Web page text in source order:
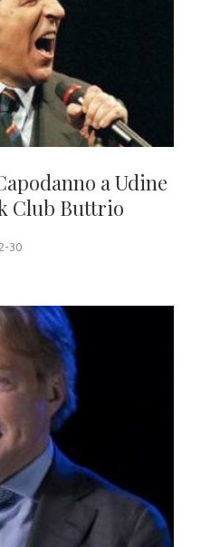
a Udine
Club Buttrio
30